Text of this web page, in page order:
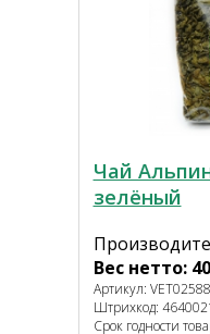
Чай
зелёный
Вес нетто:
Артикул: VET02588
Штрихкод:
Срок годности